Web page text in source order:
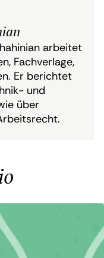
arbeitet
Fachverlage,
Er berichtet
und
über